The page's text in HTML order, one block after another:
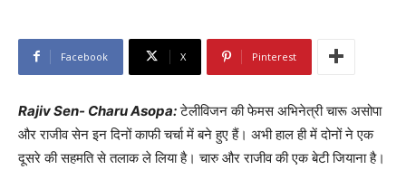
Facebook X Pinterest
Rajiv Sen- Charu Asopa:टेलीविजन की फेमस अभिनेत्री चारू असोपा
और राजीव सेन इन दिनों काफी चर्चा में बने हुए हैं। अभी हाल ही में दोनों ने एक
दूसरे की सहमति से तलाक ले लिया है। चारु और राजीव की एक बेटी जियाना है।